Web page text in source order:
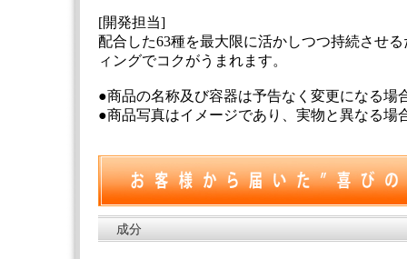
[開発担当]
配合した63種を最大限に活かしつつ持続させ
ィングでコクがうまれます。
●商品の名称及び容器は予告なく変更になる場
●商品写真はイメージであり、実物と異なる場
成分